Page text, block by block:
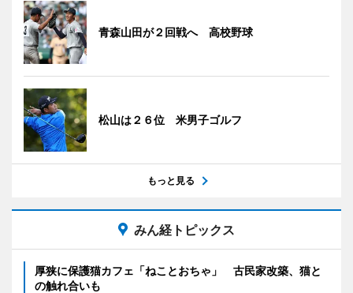
青森山田が２回戦へ 高校野球
松山は２６位 米男子ゴルフ
もっと見る
みん経トピックス
厚狭に保護猫カフェ「ねことおちゃ」 古民家改築、猫と
の触れ合いも